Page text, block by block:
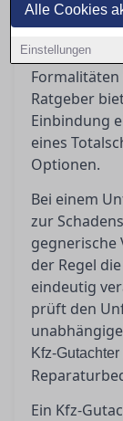
Alle Cookies
Einstellungen
gegnerische
in Marburg
den
Ratgeber
Einbindung
eines
Optionen.
Bei einem
zur
gegnerische
der Regel
eindeutig
prüft den
Kfz-Gutachter
Ein Kfz-